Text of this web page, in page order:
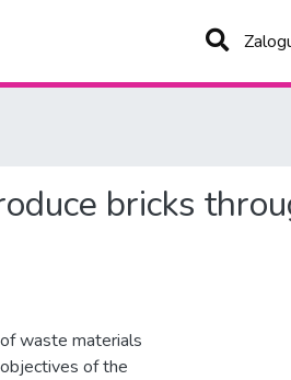
bricks
waste materials
of the